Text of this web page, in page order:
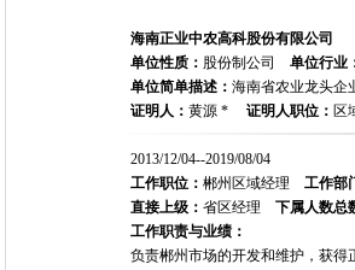
海南正业中农高科股份有限公司
单位性质： 股份制公司 单位行业
单位简单描述： 海南省农业龙头企
证明人： 黄源 * 证明人职位： 区
2013/12/04--2019/08/04
工作职位： 郴州区域经理 工作部
直接上级： 省区经理 下属人数总
工作职责与业绩：
负责郴州市场的开发和维护，获得